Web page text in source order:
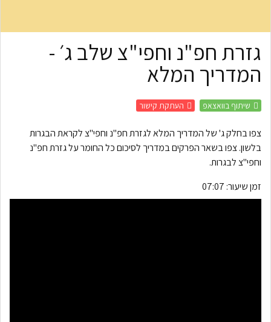
גזרת חפ"נ וחפי"צ שלב ג׳ -
המדריך המלא
שיתוף בוואצאפ העתקת קישור
צפו בחלק ג' של המדריך המלא לגזרת חפ"נ וחפי"צ לקראת הבגרות
בלשון. צפו בשאר הפרקים במדריך לסיכום כל החומר על גזרת חפ"נ
וחפי"צ לבגרות.
זמן שיעור: 07:07